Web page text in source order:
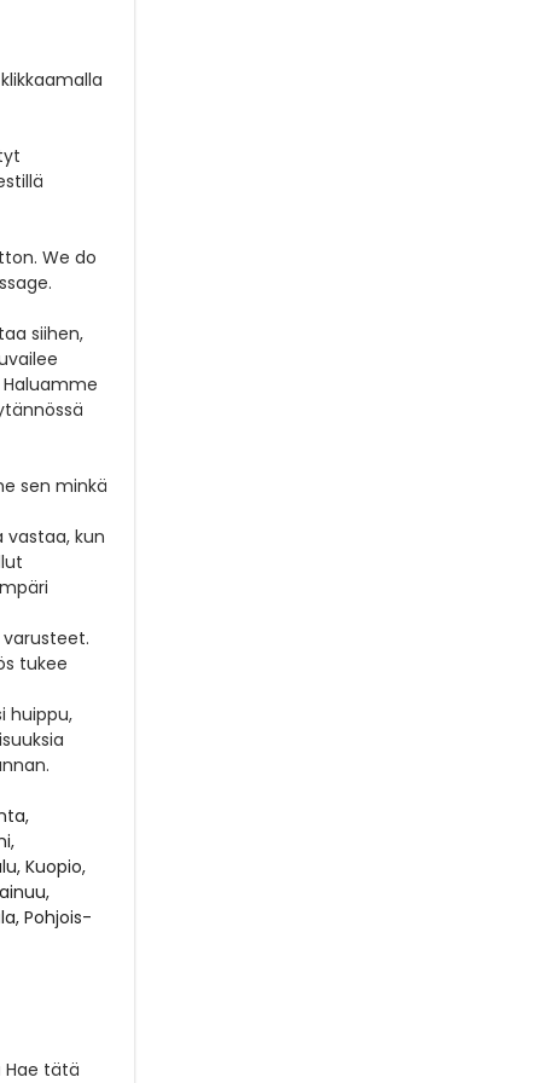
. We do
siihen,
sen minkä
vastaa, kun
tukee
huippu,
Kuopio,
Pohjois-
Hae tätä